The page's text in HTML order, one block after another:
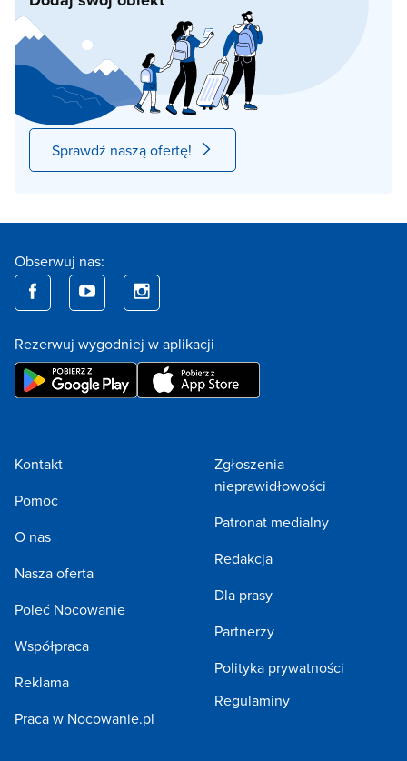
Sprawdź naszą ofertę!
Obserwuj nas:
Rezerwuj wygodniej w aplikacji
Kontakt
Pomoc
O nas
Nasza oferta
Poleć Nocowanie
Współpraca
Reklama
Praca w Nocowanie.pl
Zgłoszenia
nieprawidłowości
Patronat medialny
Redakcja
Dla prasy
Partnerzy
Polityka prywatności
Regulaminy